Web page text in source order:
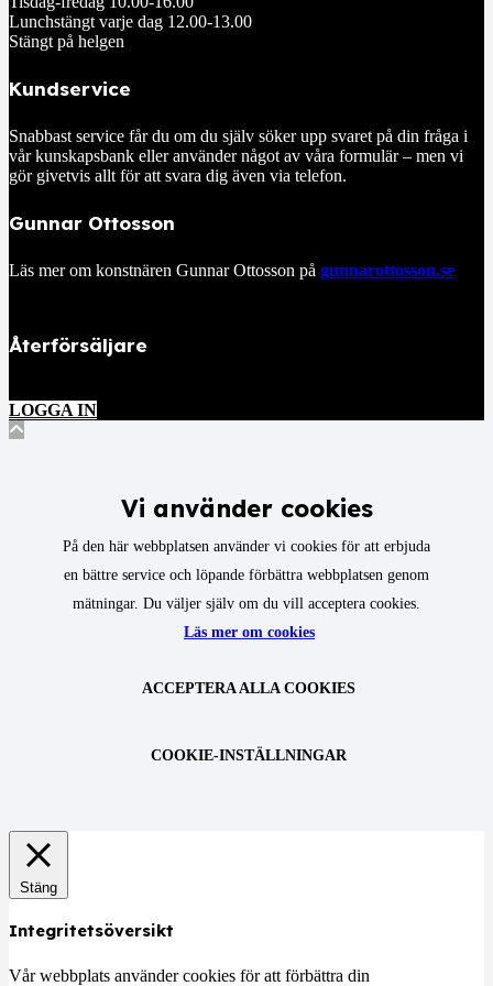
Lunchstängt varje dag 12.00-13.00
Stängt på helgen
Kundservice
Snabbast service får du om du själv söker upp svaret på din fråga i
vår kunskapsbank eller använder något av våra formulär – men vi
gör givetvis allt för att svara dig även via telefon.
Gunnar Ottosson
Läs mer om konstnären Gunnar Ottosson på gunnarottosson.se
Återförsäljare
LOGGA IN
Vi använder cookies
På den här webbplatsen använder vi cookies för att erbjuda
en bättre service och löpande förbättra webbplatsen genom
mätningar. Du väljer själv om du vill acceptera cookies.
Läs mer om cookies
ACCEPTERA ALLA COOKIES
COOKIE-INSTÄLLNINGAR
Stäng
Integritetsöversikt
Vår webbplats använder cookies för att förbättra din